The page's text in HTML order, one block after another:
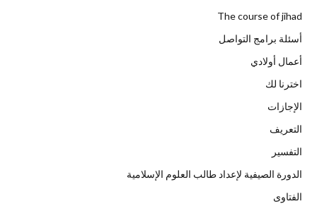
The course of jihad
أسئلة برامج التواصل
أعمال أولادي
اخترنا لك
الإجازات
التعريف
التفسير
الدورة الصيفية لإعداد طالب العلوم الإسلامية
الفتاوى